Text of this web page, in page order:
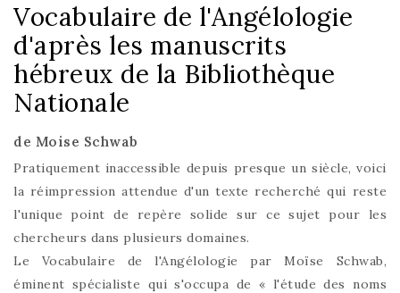
Vocabulaire de l'Angélologie
d'après les manuscrits
hébreux de la Bibliothèque
Nationale
de Moise Schwab
Pratiquement inaccessible depuis presque un siècle, voici
la réimpression attendue d'un texte recherché qui reste
l'unique point de repère solide sur ce sujet pour les
chercheurs dans plusieurs domaines.
Le Vocabulaire de l'Angélologie par Moïse Schwab,
éminent spécialiste qui s'occupa de « l'étude des noms